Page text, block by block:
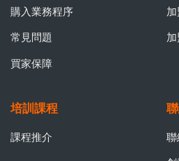
購入業務程序
常見問題
買家保障
培訓課程
課程推介 聯